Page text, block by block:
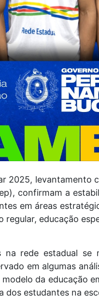
2025, levantamento
confirmam a
em áreas
educação
rede estadual se
em algumas
da educação
dos estudantes na